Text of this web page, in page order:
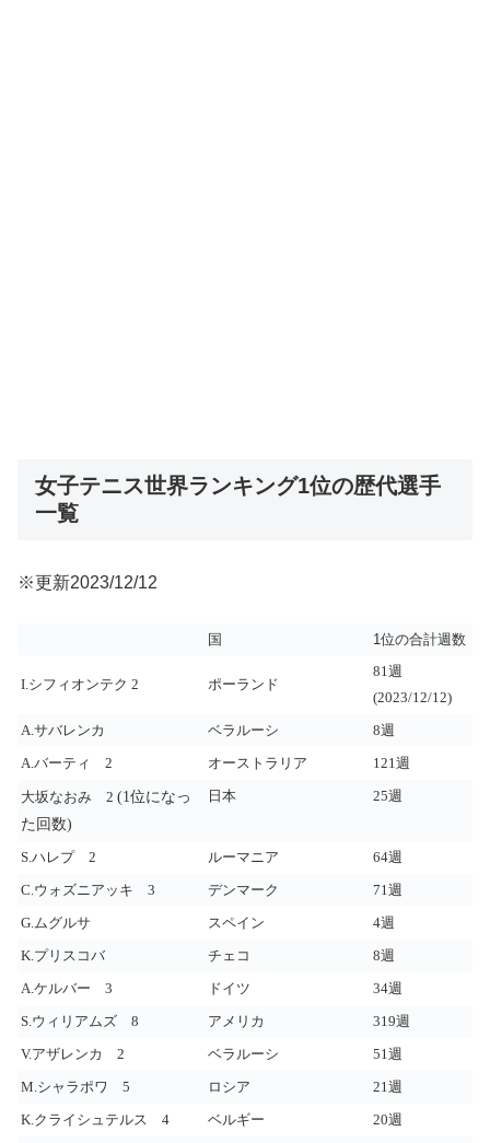
女子テニス世界ランキング1位の歴代選手
一覧
※更新2023/12/12
国 1位の合計週数
I.シフィオンテク 2 ポーランド
81週
(2023/12/12)
A.サバレンカ ベラルーシ 8週
A. バーティ 2 オーストラリア 121週
大坂なおみ 2 (1位になっ
た回数)
日本 25週
S.ハレプ 2 ルーマニア 64週
C.ウォズニアッキ 3 デンマーク 71週
G.ムグルサ スペイン 4週
K.プリスコバ チェコ 8週
A.ケルバー 3 ドイツ 34週
S.ウィリアムズ 8 アメリカ 319週
V.アザレンカ 2 ベラルーシ 51週
M.シャラポワ 5 ロシア 21週
K.クライシュテルス 4 ベルギー 20週